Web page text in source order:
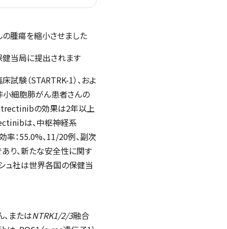
腫瘍を縮小させました
健当局に提出されます
験（STARTRK-1）、およ
細胞肺がん患者さんの
の効果は2年以上
は、中枢神経系
率：55.0%、11/20例、副次
り、新たな安全性に関す
ュ社は世界各国の保健当
またはNTRK1/2/3融合